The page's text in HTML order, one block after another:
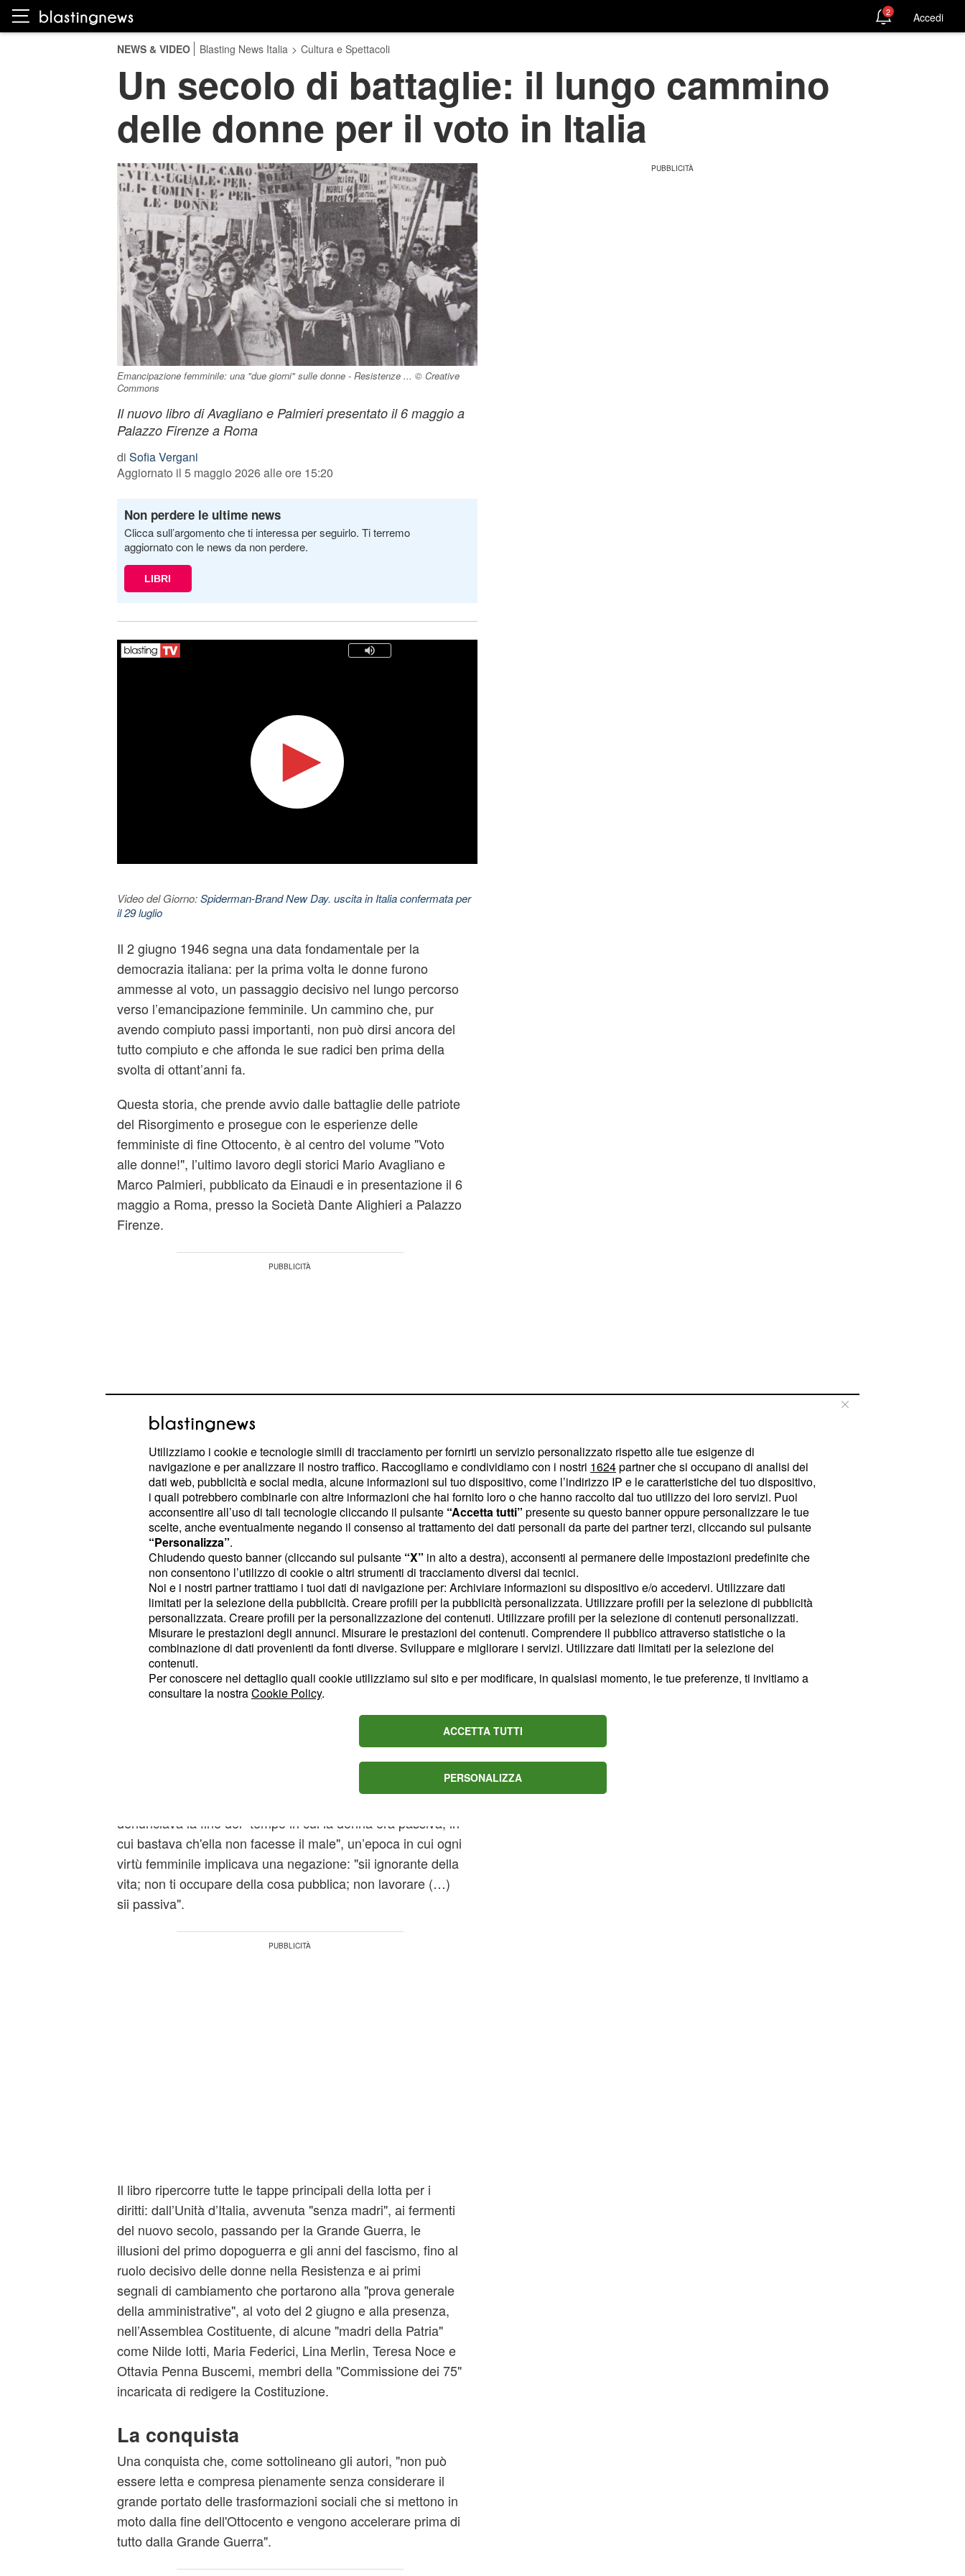
2 Accedi
NEWS & VIDEO Blasting News Italia > Cultura e Spettacoli
Un secolo di battaglie: il lungo cammino
delle donne per il voto in Italia
Emancipazione femminile: una "due giorni" sulle donne - Resistenze ... © Creative
Commons
Il nuovo libro di Avagliano e Palmieri presentato il 6 maggio a
Palazzo Firenze a Roma
di Sofia Vergani
Aggiornato il 5 maggio 2026 alle ore 15:20
Non perdere le ultime news
Clicca sull’argomento che ti interessa per seguirlo. Ti terremo
aggiornato con le news da non perdere.
LIBRI
Video del Giorno:Spiderman-Brand New Day. uscita in Italia confermata per
il 29 luglio
Il 2 giugno 1946 segna una data fondamentale per la
democrazia italiana: per la prima volta le donne furono
ammesse al voto, un passaggio decisivo nel lungo percorso
verso l’emancipazione femminile. Un cammino che, pur
avendo compiuto passi importanti, non può dirsi ancora del
tutto compiuto e che affonda le sue radici ben prima della
svolta di ottant’anni fa.
Questa storia, che prende avvio dalle battaglie delle patriote
del Risorgimento e prosegue con le esperienze delle
femministe di fine Ottocento, è al centro del volume "Voto
alle donne!", l’ultimo lavoro degli storici Mario Avagliano e
Marco Palmieri, pubblicato da Einaudi e in presentazione il 6
maggio a Roma, presso la Società Dante Alighieri a Palazzo
Firenze.
"Voto alle donne!", l’ultimo lavoro
degli storici Mario Avagliano e
Marco Palmieri
I due autori, già noti per numerosi saggi premiati, hanno
indagato diversi aspetti della storia italiana contemporanea,
dalla Resistenza all’emigrazione, fino al passaggio dalla
Monarchia alla Repubblica nell’"anno della svolta" 1948. Il
loro metodo si basa su un ampio utilizzo di fonti dirette: non
solo documenti ufficiali, ma anche diari, lettere e
Anche in questo volume viene raccontata "la storia di una
denunciava la fine del "tempo in cui la donna era passiva, in
cui bastava ch'ella non facesse il male", un’epoca in cui ogni
virtù femminile implicava una negazione: "sii ignorante della
vita; non ti occupare della cosa pubblica; non lavorare (…)
sii passiva".
Il libro ripercorre tutte le tappe principali della lotta per i
diritti: dall’Unità d’Italia, avvenuta "senza madri", ai fermenti
del nuovo secolo, passando per la Grande Guerra, le
illusioni del primo dopoguerra e gli anni del fascismo, fino al
ruolo decisivo delle donne nella Resistenza e ai primi
segnali di cambiamento che portarono alla "prova generale
della amministrative", al voto del 2 giugno e alla presenza,
nell’Assemblea Costituente, di alcune "madri della Patria"
come Nilde Iotti, Maria Federici, Lina Merlin, Teresa Noce e
Ottavia Penna Buscemi, membri della "Commissione dei 75"
incaricata di redigere la Costituzione.
La conquista
Una conquista che, come sottolineano gli autori, "non può
essere letta e compresa pienamente senza considerare il
grande portato delle trasformazioni sociali che si mettono in
moto dalla fine dell'Ottocento e vengono accelerare prima di
tutto dalla Grande Guerra".
Utilizziamo i cookie e tecnologie simili di tracciamento per fornirti un servizio personalizzato rispetto alle tue esigenze di
navigazione e per analizzare il nostro traffico. Raccogliamo e condividiamo con i nostri 1624partner che si occupano di analisi dei
dati web, pubblicità e social media, alcune informazioni sul tuo dispositivo, come l’indirizzo IP e le caratteristiche del tuo dispositivo,
i quali potrebbero combinarle con altre informazioni che hai fornito loro o che hanno raccolto dal tuo utilizzo dei loro servizi. Puoi
acconsentire all’uso di tali tecnologie cliccando il pulsante “Accetta tutti” presente su questo banner oppure personalizzare le tue
scelte, anche eventualmente negando il consenso al trattamento dei dati personali da parte dei partner terzi, cliccando sul pulsante
“Personalizza”.
Chiudendo questo banner (cliccando sul pulsante “X” in alto a destra), acconsenti al permanere delle impostazioni predefinite che
non consentono l’utilizzo di cookie o altri strumenti di tracciamento diversi dai tecnici.
Noi e i nostri partner trattiamo i tuoi dati di navigazione per: Archiviare informazioni su dispositivo e/o accedervi. Utilizzare dati
limitati per la selezione della pubblicità. Creare profili per la pubblicità personalizzata. Utilizzare profili per la selezione di pubblicità
personalizzata. Creare profili per la personalizzazione dei contenuti. Utilizzare profili per la selezione di contenuti personalizzati.
Misurare le prestazioni degli annunci. Misurare le prestazioni dei contenuti. Comprendere il pubblico attraverso statistiche o la
combinazione di dati provenienti da fonti diverse. Sviluppare e migliorare i servizi. Utilizzare dati limitati per la selezione dei
contenuti.
Per conoscere nel dettaglio quali cookie utilizziamo sul sito e per modificare, in qualsiasi momento, le tue preferenze, ti invitiamo a
consultare la nostraCookie Policy.
ACCETTA TUTTI
PERSONALIZZA